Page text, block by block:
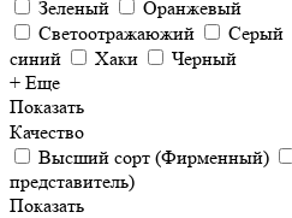
Зеленый
Оранжевый
Светоотражаюжий
Серый
синий
Хаки
Черный
+ Еще
Показать
Качество
Высший сорт (Фирменный)
представитель)
Показать